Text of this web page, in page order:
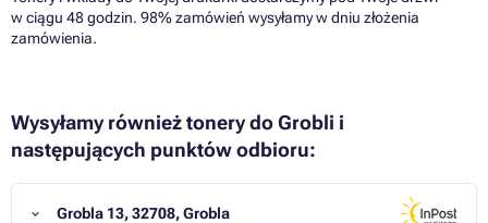
w ciągu 48 godzin. 98% zamówień wysyłamy w dniu złożenia
zamówienia.
Wysyłamy również tonery do Grobli i
następujących punktów odbioru:
Grobla 13, 32708, Grobla